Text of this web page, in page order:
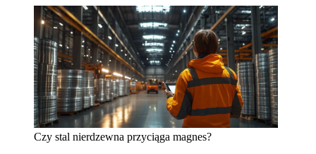
Czy stal nierdzewna przyciąga magnes?